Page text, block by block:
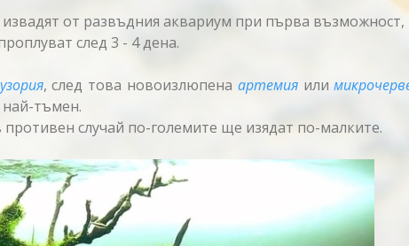
от развъдния аквариум при първа
след 3 - 4 дена.
, след това новоизлюпена артемия или
тъмен.
случай по-големите ще изядат по-малките.